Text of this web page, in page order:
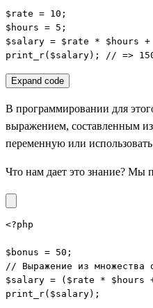
$rate = 10;
$hours = 5;
$salary = $rate * $hours +
print_r($salary); // =>
Expand code
В программировании для
выражением, составленным
переменную или
Что нам дает это знание? Мы
<?php
$bonus = 50;
// Выражение из множества
$salary = ($rate * $hours
print_r($salary);